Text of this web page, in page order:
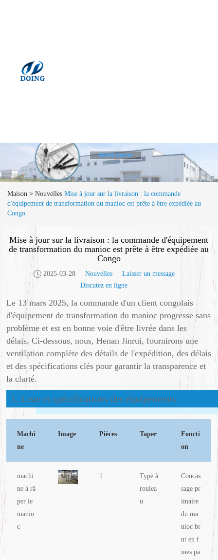
Maison > Nouvelles Mise à jour sur la livraison : la commande
d'équipement de transformation du manioc est prête à être expédiée au
Congo
Mise à jour sur la livraison : la commande d'équipement
de transformation du manioc est prête à être expédiée au
Congo
2025-03-28 Nouvelles
Laisser un message
Discutez en ligne
Le 13 mars 2025, la commande d'un client congolais
d'équipement de transformation du manioc progresse sans
problème et est en bonne voie d'être livrée dans les
délais. Ci-dessous, nous, Henan Jinrui, fournirons une
ventilation complète des détails de l'expédition, des délais
et des spécifications clés pour garantir la transparence et
la clarté.
1. Liste et spécifications des équipements
Machi
ne
Image Pièces Taper
Foncti
on
machi
ne à râ
per le
manio
c
1
Type à
roulea
u
Concas
sage pr
imaire
du ma
nioc br
ut en f
ines pa